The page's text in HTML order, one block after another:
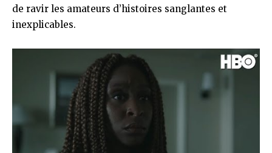
de ravir les amateurs d’histoires sanglantes et
inexplicables.